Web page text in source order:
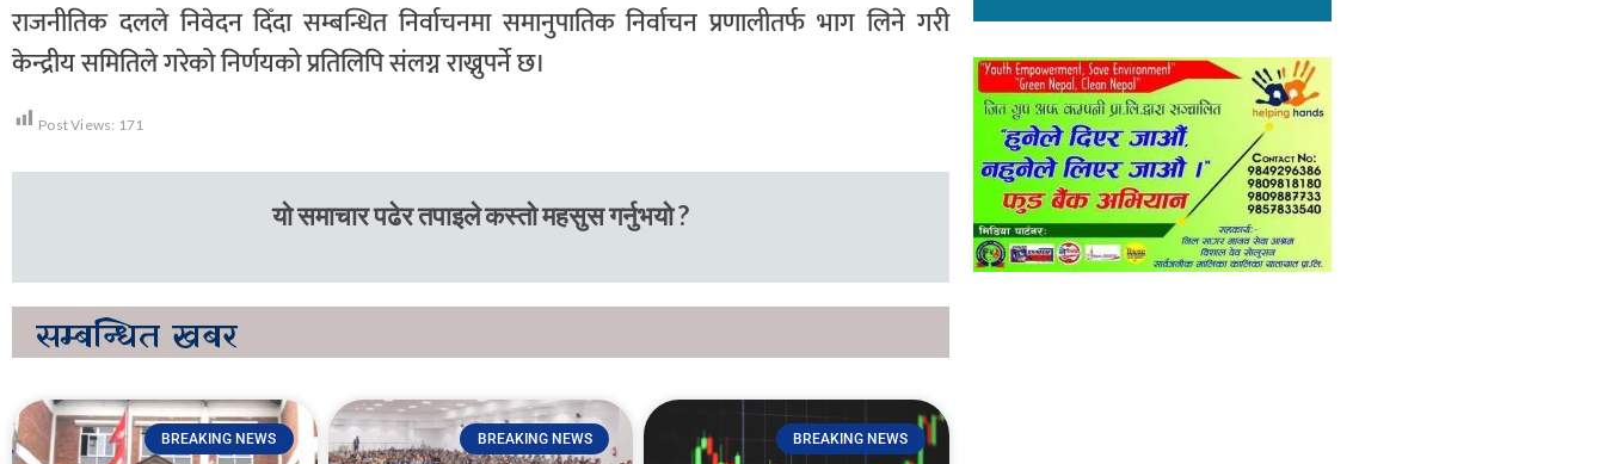
राजनीतिक दलले निवेदन दिँदा सम्बन्धित निर्वाचनमा समानुपातिक निर्वाचन प्रणालीतर्फ भाग लिने गरी
केन्द्रीय समितिले गरेको निर्णयको प्रतिलिपि संलग्न राख्नुपर्ने छ।
Post Views: 171
यो समाचार पढेर तपाइले कस्तो महसुस गर्नुभयो ?
सम्बन्धित खबर
BREAKING NEWS BREAKING NEWS BREAKING NEWS